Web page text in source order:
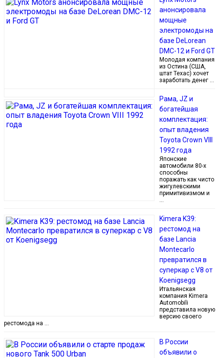
анонсировала
мощные
электромоды на
базе DeLorean
DMC-12 и Ford GT
Молодая компания
из Остина (США,
штат Техас) хочет
заработать денег …
Рама, JZ и
богатейшая
комплектация:
опыт владения
Toyota Crown VIII
1992 года
Японские
автомобили 80-х
способны
поражать как чисто
жигулевскими
примитивизмом и
…
Kimera K39:
рестомод на
базе Lancia
Montecarlo
превратился в
суперкар с V8 от
Koenigsegg
Итальянская
компания Kimera
Automobili
представила новую
версию своего
рестомода на …
В России
объявили о